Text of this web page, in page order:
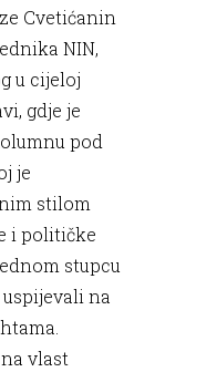
Cvetićanin
NIN,
u cijeloj
gdje je
pod
je
stilom
i političke
stupcu
na
vlast